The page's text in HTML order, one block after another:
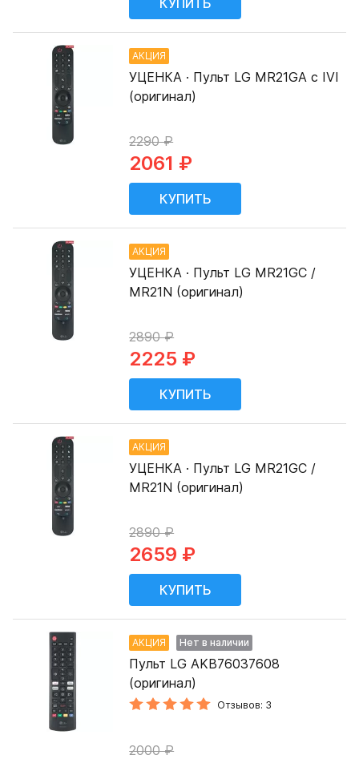
АКЦИЯ
УЦЕНКА · Пульт LG MR21GA с IVI
(оригинал)
2290 ₽
2061 ₽
АКЦИЯ
УЦЕНКА · Пульт LG MR21GC /
MR21N (оригинал)
2890 ₽
2225 ₽
АКЦИЯ
УЦЕНКА · Пульт LG MR21GC /
MR21N (оригинал)
2890 ₽
2659 ₽
АКЦИЯ Нет в наличии
Пульт LG AKB76037608
(оригинал)
Отзывов: 3
2000 ₽